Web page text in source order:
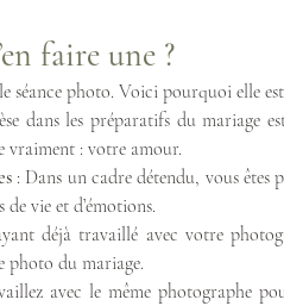
faire une ?
séance photo. Voici pourquoi elle
dans les préparatifs du mariage
vraiment : votre amour.
: Dans un cadre détendu, vous êtes
vie et d’émotions.
déjà travaillé avec votre
photo du mariage.
avec le même photographe